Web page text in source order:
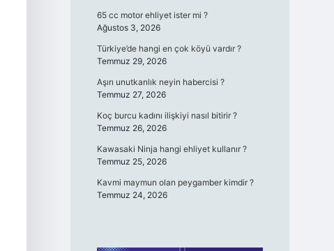
65 cc motor ehliyet ister mi ?
Ağustos 3, 2026
Türkiye’de hangi en çok köyü vardır ?
Temmuz 29, 2026
Aşırı unutkanlık neyin habercisi ?
Temmuz 27, 2026
Koç burcu kadını ilişkiyi nasıl bitirir ?
Temmuz 26, 2026
Kawasaki Ninja hangi ehliyet kullanır ?
Temmuz 25, 2026
Kavmi maymun olan peygamber kimdir ?
Temmuz 24, 2026